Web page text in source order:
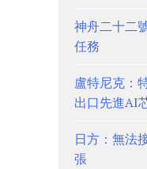
神舟二十二
任務
盧特尼克：
出口先進AI
日方：無法
張